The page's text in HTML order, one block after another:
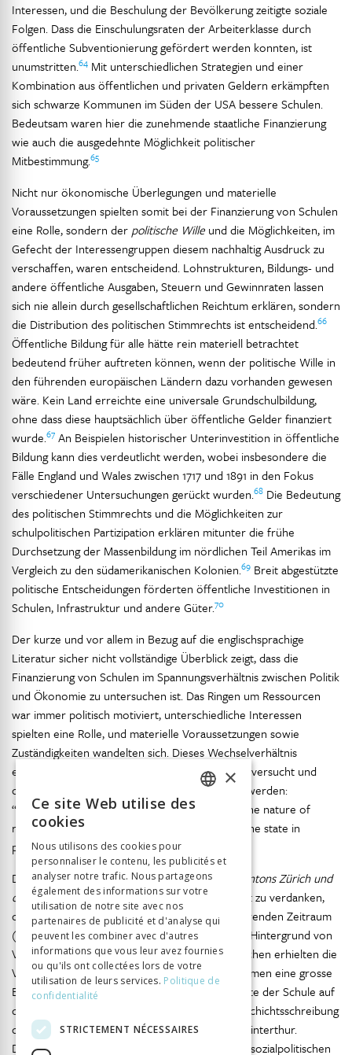
Interessen, und die Beschulung der Bevölkerung zeitigte soziale
Folgen. Dass die Einschulungsraten der Arbeiterklasse durch
öffentliche Subventionierung gefördert werden konnten, ist
unumstritten.64 Mit unterschiedlichen Strategien und einer
Kombination aus öffentlichen und privaten Geldern erkämpften
sich schwarze Kommunen im Süden der USA bessere Schulen.
Bedeutsam waren hier die zunehmende staatliche Finanzierung
wie auch die ausgedehnte Möglichkeit politischer
Mitbestimmung.65
Nicht nur ökonomische Überlegungen und materielle
Voraussetzungen spielten somit bei der Finanzierung von Schulen
eine Rolle, sondern der politische Wille und die Möglichkeiten, im
Gefecht der Interessengruppen diesem nachhaltig Ausdruck zu
verschaffen, waren entscheidend. Lohnstrukturen, Bildungs- und
andere öffentliche Ausgaben, Steuern und Gewinnraten lassen
sich nie allein durch gesellschaftlichen Reichtum erklären, sondern
die Distribution des politischen Stimmrechts ist entscheidend.66
Öffentliche Bildung für alle hätte rein materiell betrachtet
bedeutend früher auftreten können, wenn der politische Wille in
den führenden europäischen Ländern dazu vorhanden gewesen
wäre. Kein Land erreichte eine universale Grundschulbildung,
ohne dass diese hauptsächlich über öffentliche Gelder finanziert
wurde.67 An Beispielen historischer Unterinvestition in öffentliche
Bildung kann dies verdeutlicht werden, wobei insbesondere die
Fälle England und Wales zwischen 1717 und 1891 in den Fokus
verschiedener Untersuchungen gerückt wurden.68 Die Bedeutung
des politischen Stimmrechts und die Möglichkeiten zur
schulpolitischen Partizipation erklären mitunter die frühe
Durchsetzung der Massenbildung im nördlichen Teil Amerikas im
Vergleich zu den südamerikanischen Kolonien.69 Breit abgestützte
politische Entscheidungen förderten öffentliche Investitionen in
Schulen, Infrastruktur und andere Güter.70
Der kurze und vor allem in Bezug auf die englischsprachige
Literatur sicher nicht vollständige Überblick zeigt, dass die
Finanzierung von Schulen im Spannungsverhältnis zwischen Politik
und Ökonomie zu untersuchen ist. Das Ringen um Ressourcen
war immer politisch motiviert, unterschiedliche Interessen
spielten eine Rolle, und materielle Voraussetzungen sowie
Zuständigkeiten wandelten sich. Dieses Wechselverhältnis
einzufangen soll mit der vorliegenden Fallstudie versucht und
dabei die Forderung Beadies ernst genommen werden:
“Historians should inquire more precisely into the nature of
relationships between education, markets and the state in
particular times and places.”71
Die Fülle an Lokalstudien zur Geschichte des Kantons Zürich und
der Stadt Winterthurist dabei hilfreich. Ihnen ist zu verdanken,
dass die Schulgeschichte für den hier interessierenden Zeitraum
(1789/90–1869) gut aufgearbeitet ist.72
Vor dem Hintergrund von
Verfassungsänderungen und politischen Umbrüchen erhielten die
Volksbildung und entsprechend dazu Schulreformen eine grosse
Bedeutung, und untersucht wurde die Geschichte der Schule auf
der Ebene der Gesetzgebung.
Was für die Geschichtsschreibung
des Kantons Zürich gilt, gilt auch für die Stadt Winterthur.
Detaillierte Studien zur Schulgeschichte wie zur sozialpolitischen
ITALIAN
×
Ce site Web utilise des
cookies
Nous utilisons des cookies pour
personnaliser le contenu, les publicités et
analyser notre trafic. Nous partageons
également des informations sur votre
utilisation de notre site avec nos
partenaires de publicité et d'analyse qui
peuvent les combiner avec d'autres
informations que vous leur avez fournies
ou qu'ils ont collectées lors de votre
utilisation de leurs services. Politique de
confidentialité
STRICTEMENT NÉCESSAIRES